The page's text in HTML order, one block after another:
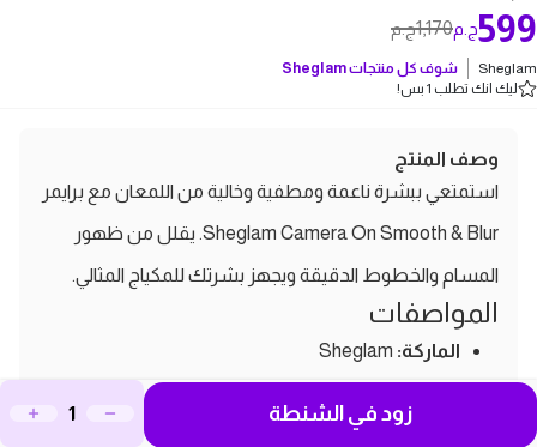
1,170ج.م 599ج.م
Sheglam شوف كل منتجاتSheglam
ليك انك تطلب 1 بس!
وصف المنتج
استمتعي ببشرة ناعمة ومطفية وخالية من اللمعان مع برايمر
Sheglam Camera On Smooth & Blur. يقلل من ظهور
المسام والخطوط الدقيقة ويجهز بشرتك للمكياج المثالي.
المواصفات
الماركة:
لجميع أنواع البشرة، خاصة التي تعاني من
زود في الشنطة